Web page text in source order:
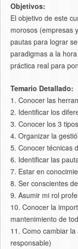
Objetivos:
El objetivo de este
morosos (empresas
pautas para lograr
paradigmas a la
práctica real para
Temario Detallado:
1. Conocer las
2. Identificar los
3. Conocer los 3
4. Organizar la
5. Conocer técnicas
6. Identificar las
7. Estar en
8. Ser conscientes
9. Asumir mi rol
10. Conocer la
mantenimiento de
11. Como cambiar
responsable)